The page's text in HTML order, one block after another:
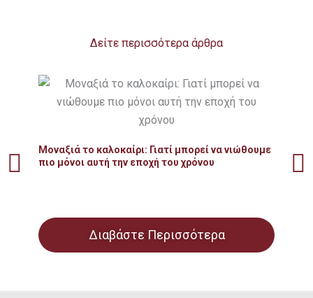
Δείτε περισσότερα άρθρα
Μοναξιά το καλοκαίρι: Γιατί μπορεί να νιώθουμε
πιο μόνοι αυτή την εποχή του χρόνου
Διαβάστε Περισσότερα